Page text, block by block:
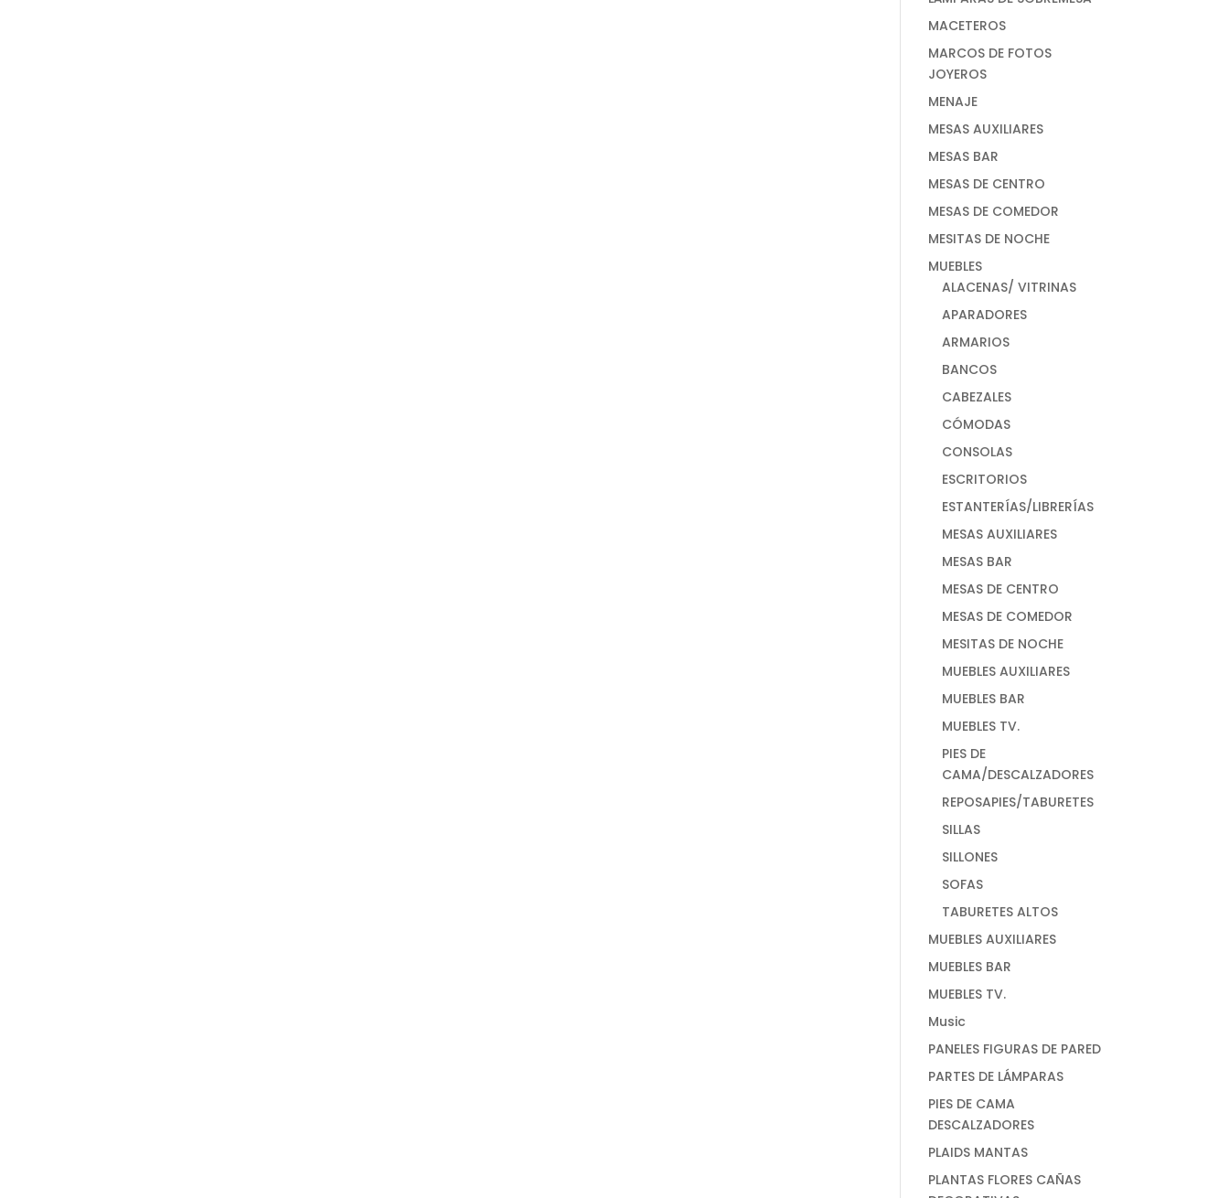
MACETEROS
MARCOS DE FOTOS
JOYEROS
MENAJE
MESAS AUXILIARES
MESAS BAR
MESAS DE CENTRO
MESAS DE COMEDOR
MESITAS DE NOCHE
MUEBLES
ALACENAS/ VITRINAS
APARADORES
ARMARIOS
BANCOS
CABEZALES
CÓMODAS
CONSOLAS
ESCRITORIOS
ESTANTERÍAS/LIBRERÍAS
MESAS AUXILIARES
MESAS BAR
MESAS DE CENTRO
MESAS DE COMEDOR
MESITAS DE NOCHE
MUEBLES AUXILIARES
MUEBLES BAR
MUEBLES TV.
PIES DE
CAMA/DESCALZADORES
REPOSAPIES/TABURETES
SILLAS
SILLONES
SOFAS
TABURETES ALTOS
MUEBLES AUXILIARES
MUEBLES BAR
MUEBLES TV.
Music
PANELES FIGURAS DE PARED
PARTES DE LÁMPARAS
PIES DE CAMA
DESCALZADORES
PLAIDS MANTAS
PLANTAS FLORES CAÑAS